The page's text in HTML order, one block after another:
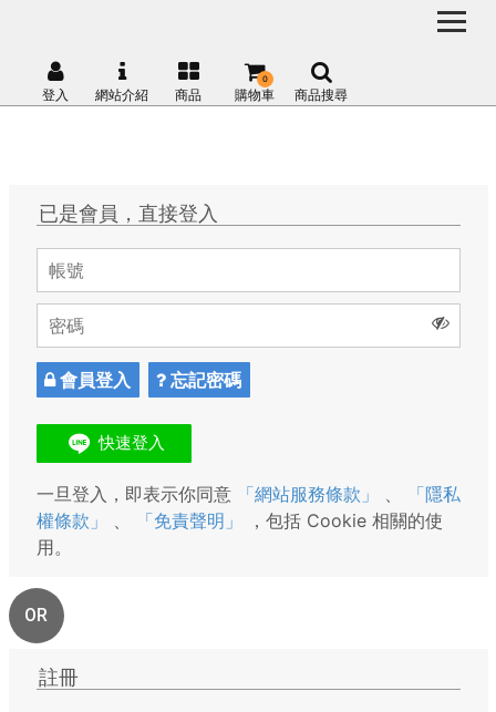
登入 網站介紹 商品 購物車
0
商品搜尋
已是會員，直接登入
會員登入 忘記密碼
一旦登入，即表示你同意 「網站服務條款」
「隱私
權條款」
「免責聲明」
，包括 Cookie 相關的使
用。
OR
註冊